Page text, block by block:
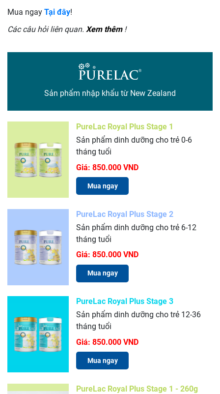
Mua ngay Tại đây!
Các câu hỏi liên quan. Xem thêm!
Sản phẩm nhập khẩu từ New Zealand
PureLac Royal Plus Stage 1
Sản phẩm dinh dưỡng cho trẻ 0-6
tháng tuổi
Giá: 850.000 VND
Mua ngay
PureLac Royal Plus Stage 2
Sản phẩm dinh dưỡng cho trẻ 6-12
tháng tuổi
Giá: 850.000 VND
Mua ngay
PureLac Royal Plus Stage 3
Sản phẩm dinh dưỡng cho trẻ 12-36
tháng tuổi
Giá: 850.000 VND
Mua ngay
PureLac Royal Plus Stage 1 - 260g